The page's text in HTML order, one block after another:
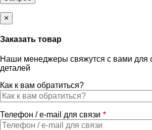
×
Заказать товар
Наши менеджеры свяжутся с вами для
деталей
Как к вам обратиться?
Телефон / e-mail для связи